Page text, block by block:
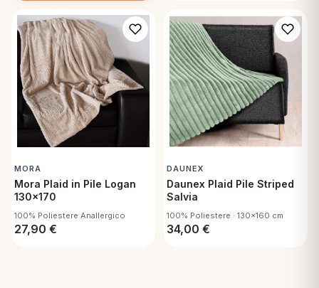
MORA
Mora Plaid in Pile Logan
130x170
100% Poliestere Anallergico
27,90 €
DAUNEX
Daunex Plaid Pile Striped
Salvia
100% Poliestere · 130x160 cm
34,00 €